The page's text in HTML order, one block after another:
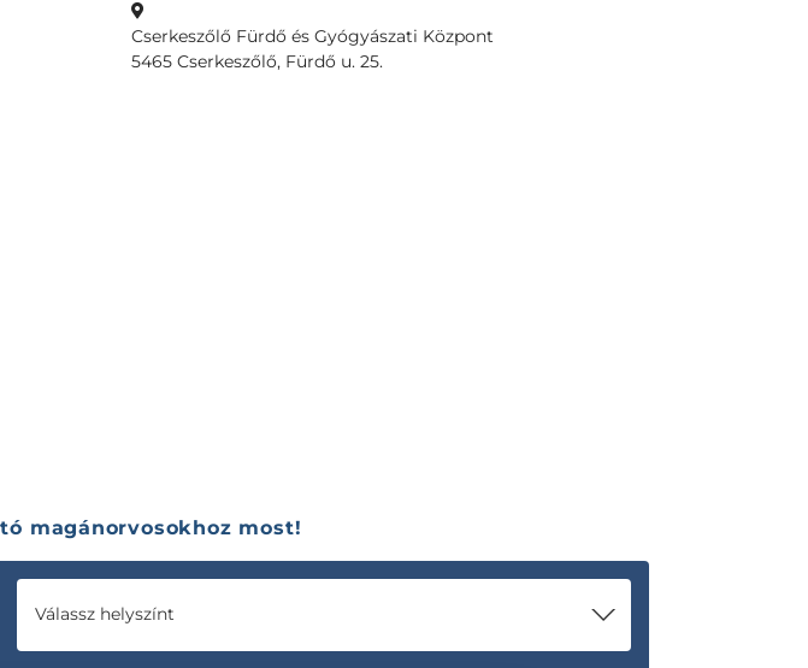
Cserkeszőlő Fürdő és Gyógyászati Központ
5465 Cserkeszőlő, Fürdő u. 25.
magánorvosokhoz most!
Válassz helyszínt